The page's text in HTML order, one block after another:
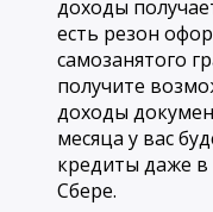
доходы
есть резон
самозанятого
получите
доходы
месяца у вас
кредиты даже в
Сбере.